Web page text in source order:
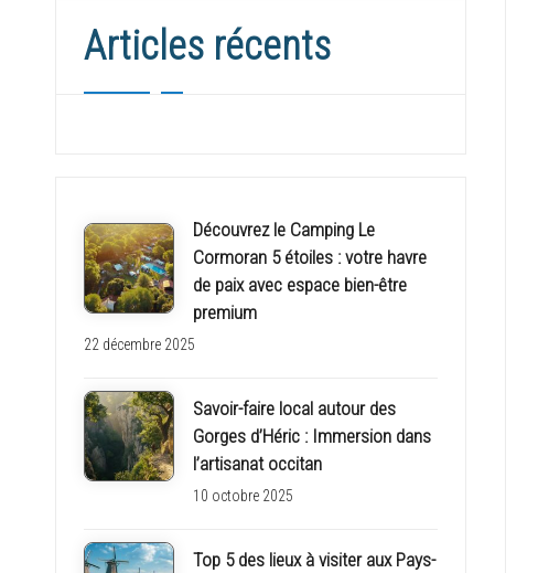
x
p
s
s
Articles récents
Découvrez le Camping Le
Cormoran 5 étoiles : votre havre
de paix avec espace bien-être
premium
22 décembre 2025
Savoir-faire local autour des
Gorges d’Héric : Immersion dans
l’artisanat occitan
10 octobre 2025
Top 5 des lieux à visiter aux Pays-